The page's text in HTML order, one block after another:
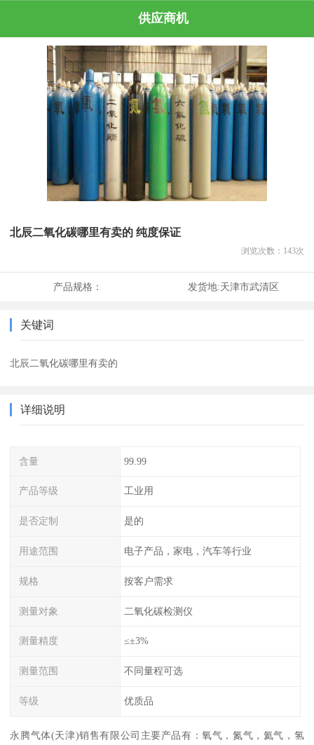
供应商机
北辰二氧化碳哪里有卖的 纯度保证
浏览次数： 143次
产品规格： 发货地:天津市武清区
关键词
北辰二氧化碳哪里有卖的
详细说明
含量 99.99
产品等级 工业用
是否定制 是的
用途范围 电子产品，家电，汽车等行业
规格 按客户需求
测量对象 二氧化碳检测仪
测量精度 ≤±3%
测量范围 不同量程可选
等级 优质品
永腾气体(天津)销售有限公司主要产品有：氧气，氮气，氦气，氢